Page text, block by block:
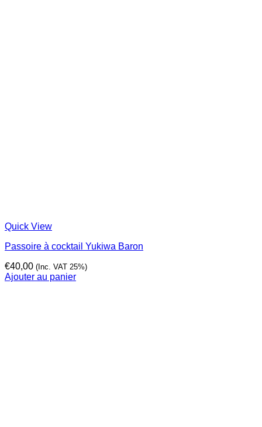
Quick View
Passoire à cocktail Yukiwa Baron
€40,00 (Inc. VAT 25%)
Ajouter au panier